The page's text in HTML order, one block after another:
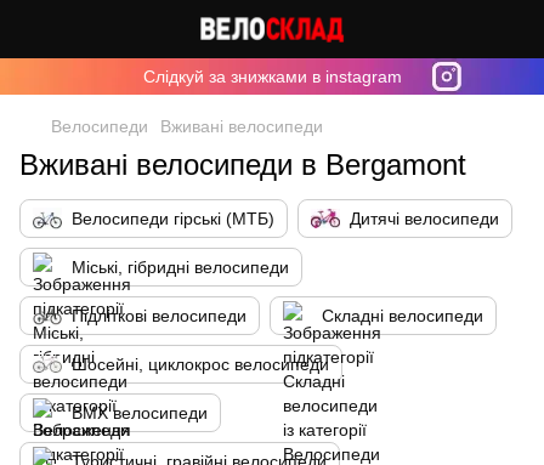
Cлідкуй за знижками в instagram
Велосипеди Вживані велосипеди
Вживані велосипеди в Bergamont
Велосипеди гірські (МТБ) Дитячі велосипеди
Міські, гібридні велосипеди
Підліткові велосипеди Складні велосипеди
Шосейні, циклокрос велосипеди
BMX велосипеди